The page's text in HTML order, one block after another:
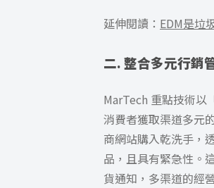
延伸閱讀： EDM是垃
二. 整合多元行銷
MarTech 重點技術以
消費者獲取渠道多元
商網站購入乾洗手，
品，且具有緊急性。
貨通知，多渠道的經